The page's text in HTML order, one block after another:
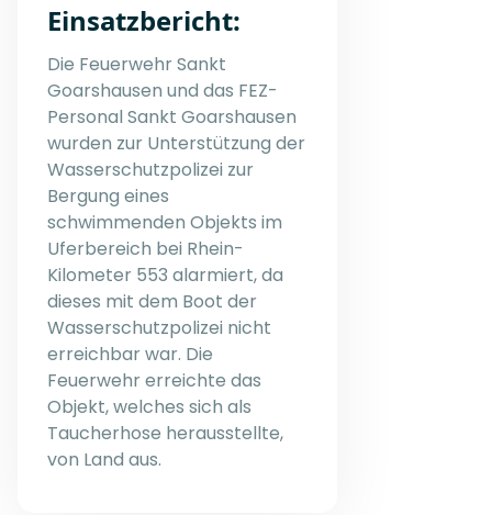
Einsatzbericht:
Die Feuerwehr Sankt
Goarshausen und das FEZ-
Personal Sankt Goarshausen
wurden zur Unterstützung der
Wasserschutzpolizei zur
Bergung eines
schwimmenden Objekts im
Uferbereich bei Rhein-
Kilometer 553 alarmiert, da
dieses mit dem Boot der
Wasserschutzpolizei nicht
erreichbar war. Die
Feuerwehr erreichte das
Objekt, welches sich als
Taucherhose herausstellte,
von Land aus.